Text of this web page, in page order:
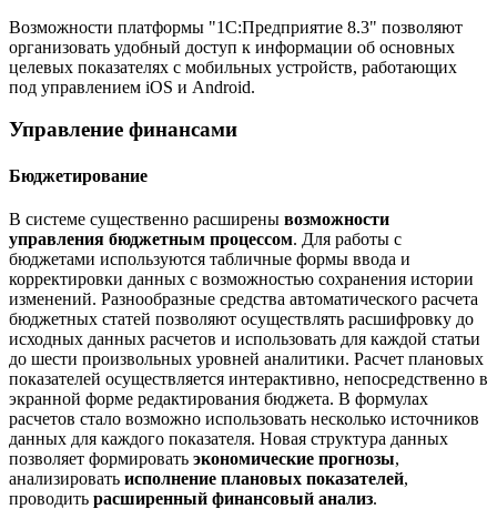
Возможности платформы "1С:Предприятие 8.3" позволяют
организовать удобный доступ к информации об основ­ных
целевых показателях с мобильных устройств, работающих
под управлением iOS и Android.
Управление финансами
Бюджетирование
В системе существенно расширены возможности
управления бюджетным процессом. Для работы с
бюджетами используются табличные формы ввода и
корректировки данных с возможностью сохранения истории
изменений. Разнообразные средства автоматического расчета
бюджетных статей позволяют осуществлять расшиф­ровку до
исходных данных расчетов и использовать для каждой статьи
до шести произвольных уровней аналитики. Расчет плановых
показателей осуществляется интерактивно, непосредственно в
экранной форме редактиро­вания бюджета. В формулах
расчетов стало возможно использовать несколько источников
данных для каждого показателя. Новая структура данных
позволяет формировать экономические прогнозы,
анализировать испол­нение плановых показателей,
проводить расширенный финансовый анализ.